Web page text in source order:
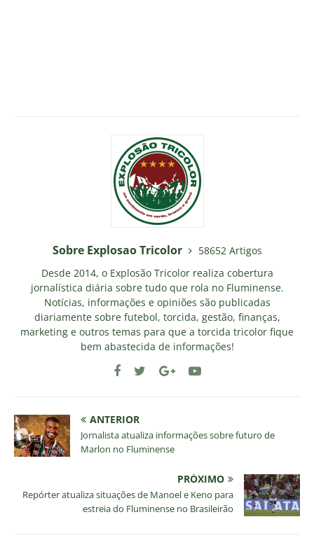
Sobre Explosao Tricolor
58652 Artigos
Desde 2014, o Explosão Tricolor realiza cobertura
jornalística diária sobre tudo que rola no Fluminense.
Notícias, informações e opiniões são publicadas
diariamente sobre futebol, torcida, gestão, finanças,
marketing e outros temas para que a torcida tricolor fique
bem abastecida de informações!
ANTERIOR
Jornalista atualiza informações sobre futuro de
Marlon no Fluminense
PRÓXIMO
Repórter atualiza situações de Manoel e Keno para
estreia do Fluminense no Brasileirão